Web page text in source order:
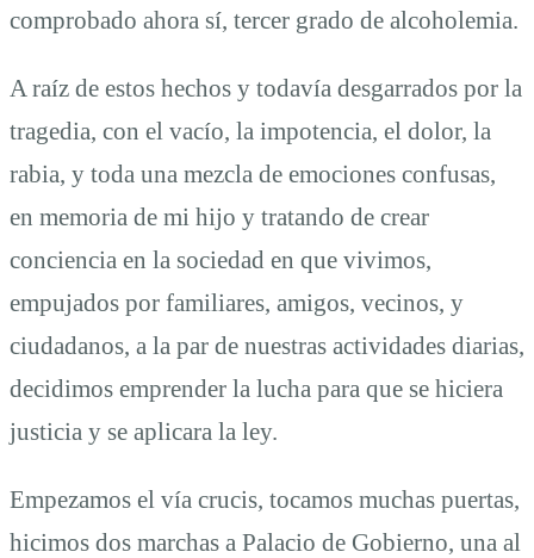
comprobado ahora sí, tercer grado de alcoholemia.
A raíz de estos hechos y todavía desgarrados por la
tragedia, con el vacío, la impotencia, el dolor, la
rabia, y toda una mezcla de emociones confusas,
en memoria de mi hijo y tratando de crear
conciencia en la sociedad en que vivimos,
empujados por familiares, amigos, vecinos, y
ciudadanos, a la par de nuestras actividades diarias,
decidimos emprender la lucha para que se hiciera
justicia y se aplicara la ley.
Empezamos el vía crucis, tocamos muchas puertas,
hicimos dos marchas a Palacio de Gobierno, una al